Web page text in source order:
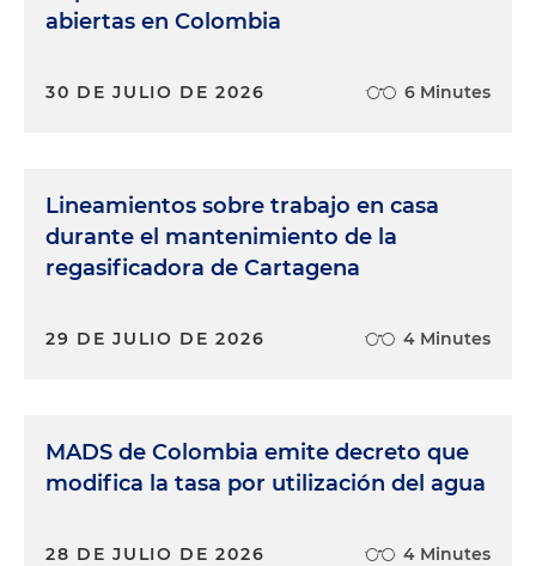
abiertas en Colombia
30 DE JULIO DE 2026 6 Minutes
Lineamientos sobre trabajo en casa
durante el mantenimiento de la
regasificadora de Cartagena
29 DE JULIO DE 2026 4 Minutes
MADS de Colombia emite decreto que
modifica la tasa por utilización del agua
28 DE JULIO DE 2026 4 Minutes